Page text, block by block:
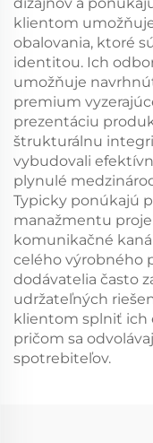
klientom
obalovania, ktoré
identitou. Ich
umožňuje
premium
prezentáciu
štrukturálnu
vybudovali
plynulé
Typicky ponúkajú
manažmentu
komunikačné
celého výrobného
dodávatelia často
udržateľných
klientom splniť ich
pričom sa
spotrebiteľov.